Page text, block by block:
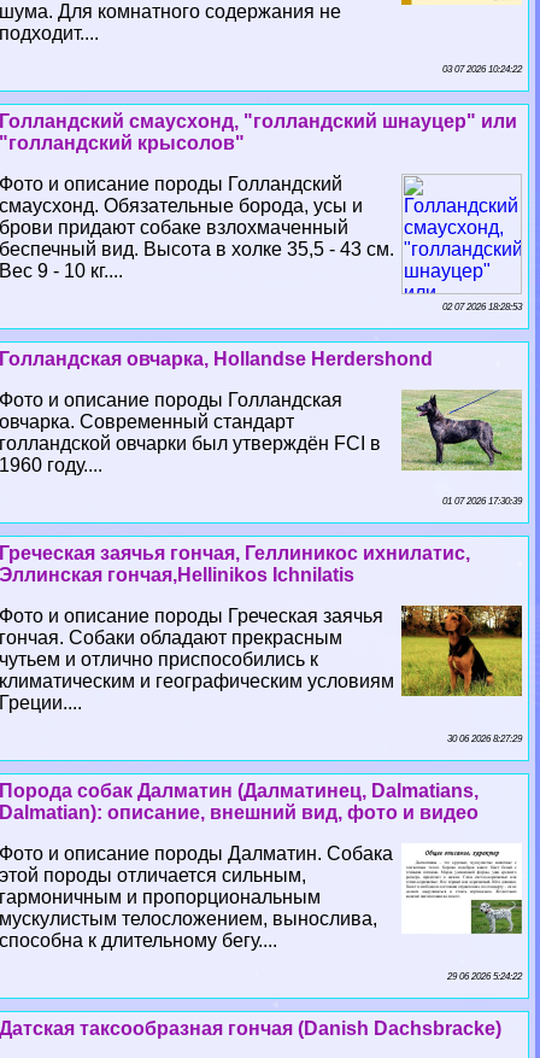
шума. Для комнатного содержания не
подходит....
03 07 2026 10:24:22
Голландский смаусхонд, "голландский шнауцер" или
"голландский крысолов"
Фото и описание породы Голландский
смаусхонд. Обязательные борода, усы и
брови придают собаке взлохмаченный
беспечный вид. Высота в холке 35,5 - 43 см.
Вес 9 - 10 кг....
02 07 2026 18:28:53
Голландская овчарка, Hollandse Herdershond
Фото и описание породы Голландская
овчарка. Современный стандарт
голландской овчарки был утверждён FCI в
1960 году....
01 07 2026 17:30:39
Греческая заячья гончая, Геллиникос ихнилатис,
Эллинская гончая,Hellinikos Ichnilatis
Фото и описание породы Греческая заячья
гончая. Собаки обладают прекрасным
чутьем и отлично приспособились к
климатическим и географическим условиям
Греции....
30 06 2026 8:27:29
Порода собак Далматин (Далматинец, Dalmatians,
Dalmatian): описание, внешний вид, фото и видео
Фото и описание породы Далматин. Собака
этой породы отличается сильным,
гармоничным и пропорциональным
мускулистым телосложением, вынослива,
способна к длительному бегу....
29 06 2026 5:24:22
Датская таксообразная гончая (Danish Dachsbracke)